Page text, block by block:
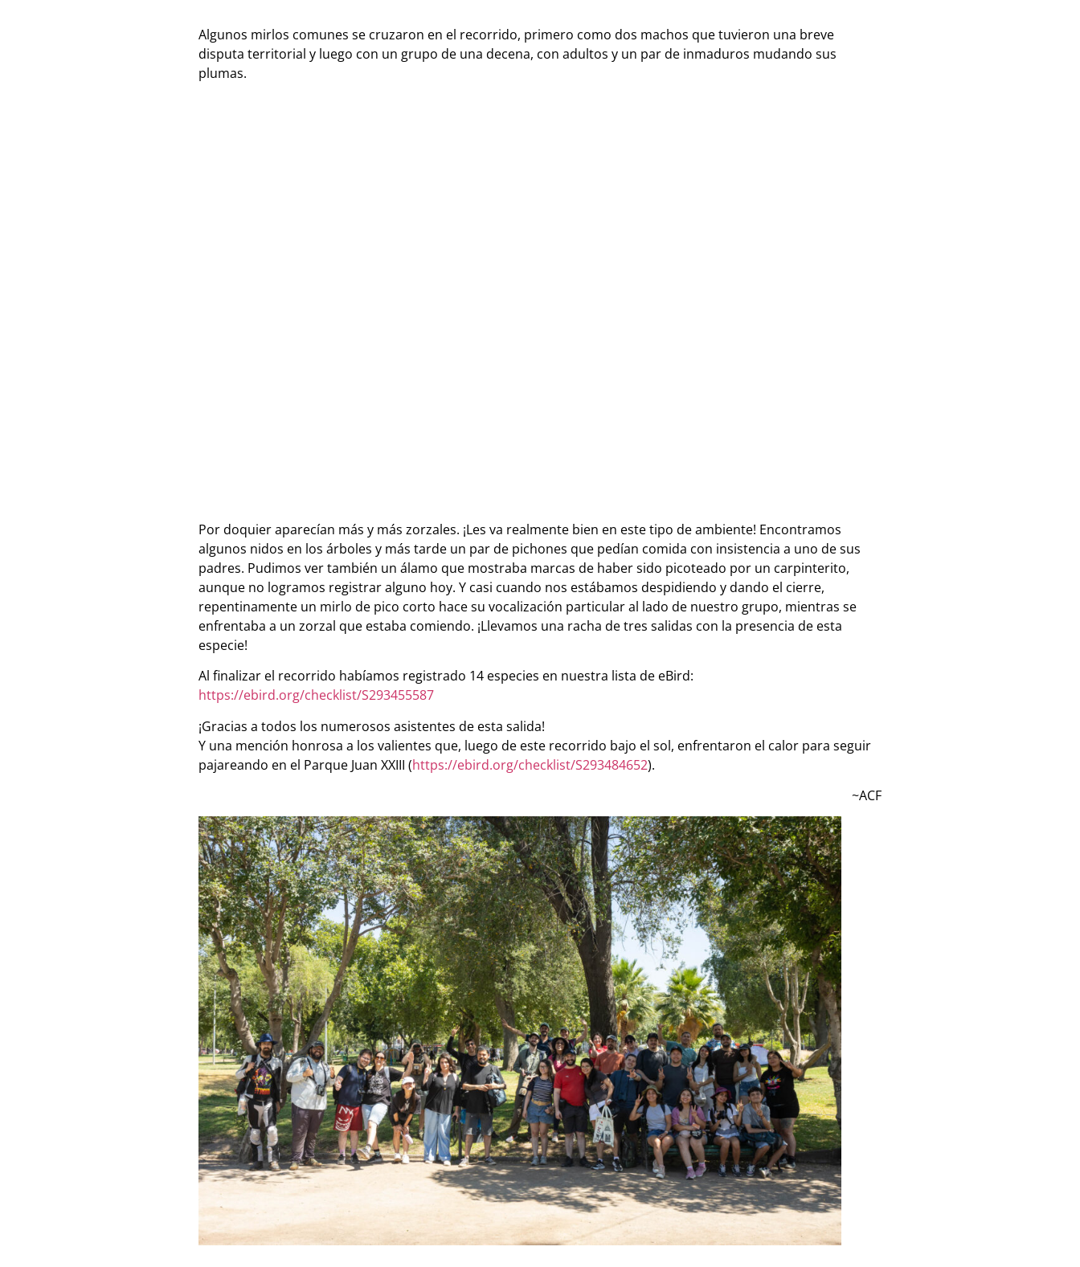
Algunos mirlos comunes se cruzaron en el recorrido, primero como dos machos que tuvieron una breve
disputa territorial y luego con un grupo de una decena, con adultos y un par de inmaduros mudando sus
plumas.
Por doquier aparecían más y más zorzales. ¡Les va realmente bien en este tipo de ambiente! Encontramos
algunos nidos en los árboles y más tarde un par de pichones que pedían comida con insistencia a uno de sus
padres. Pudimos ver también un álamo que mostraba marcas de haber sido picoteado por un carpinterito,
aunque no logramos registrar alguno hoy. Y casi cuando nos estábamos despidiendo y dando el cierre,
repentinamente un mirlo de pico corto hace su vocalización particular al lado de nuestro grupo, mientras se
enfrentaba a un zorzal que estaba comiendo. ¡Llevamos una racha de tres salidas con la presencia de esta
especie!
Al finalizar el recorrido habíamos registrado 14 especies en nuestra lista de eBird:
https://ebird.org/checklist/S293455587
¡Gracias a todos los numerosos asistentes de esta salida!
Y una mención honrosa a los valientes que, luego de este recorrido bajo el sol, enfrentaron el calor para seguir
pajareando en el Parque Juan XXIII (https://ebird.org/checklist/S293484652).
~ACF